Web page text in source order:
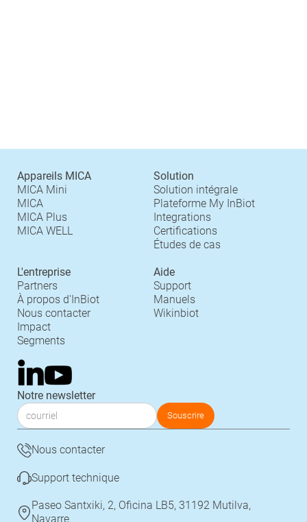
Appareils MICA
MICA Mini
MICA
MICA Plus
MICA WELL
Solution
Solution intégrale
Plateforme My InBiot
Integrations
Certifications
Études de cas
L'entreprise
Partners
À propos d'InBiot
Nous contacter
Impact
Segments
Aide
Support
Manuels
Wikinbiot
Notre newsletter
Nous contacter
Support technique
Paseo Santxiki, 2, Oficina LB5, 31192 Mutilva,
Navarre